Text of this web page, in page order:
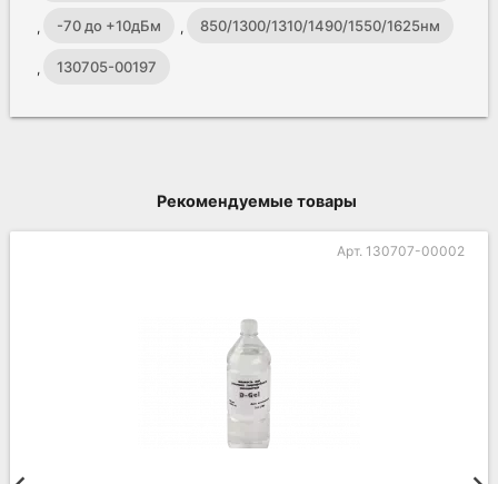
мощности
, -70 до +10дБм , 850/1300/1310/1490/1550/1625нм
, 130705-00197
Рекомендуемые товары
Арт. 130707-00002